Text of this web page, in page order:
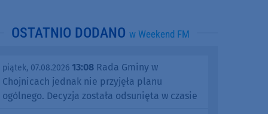
OSTATNIO DODANO w Weekend FM
piątek, 07.08.2026 13:08 Rada Gminy w
Chojnicach jednak nie przyjęła planu
ogólnego. Decyzja została odsunięta w czasie